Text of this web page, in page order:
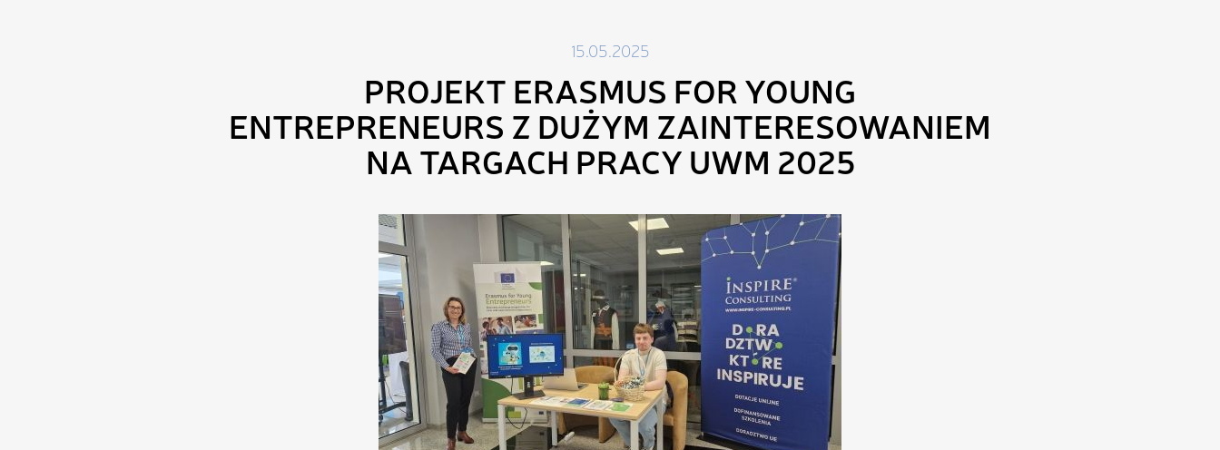
15.05.2025
PROJEKT ERASMUS FOR YOUNG
ENTREPRENEURS Z DUŻYM ZAINTERESOWANIEM
NA TARGACH PRACY UWM 2025